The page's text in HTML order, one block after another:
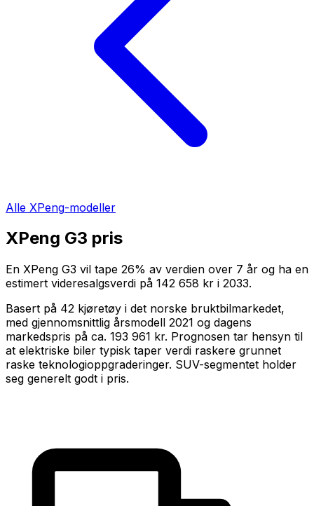
Alle XPeng-modeller
XPeng G3 pris
En XPeng G3 vil tape 26% av verdien over 7 år og ha en
estimert videresalgsverdi på 142 658 kr i 2033.
Basert på 42 kjøretøy i det norske bruktbilmarkedet,
med gjennomsnittlig årsmodell 2021 og dagens
markedspris på ca. 193 961 kr. Prognosen tar hensyn til
at elektriske biler typisk taper verdi raskere grunnet
raske teknologioppgraderinger. SUV-segmentet holder
seg generelt godt i pris.